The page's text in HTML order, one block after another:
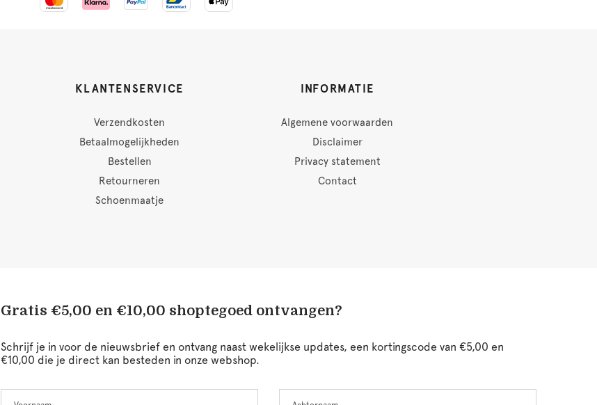
KLANTENSERVICE
Verzendkosten
Betaalmogelijkheden
Bestellen
Retourneren
Schoenmaatje
INFORMATIE
Algemene voorwaarden
Disclaimer
Privacy statement
Contact
Gratis €5,00 en €10,00 shoptegoed ontvangen?
Schrijf je in voor de nieuwsbrief en ontvang naast wekelijkse updates, een kortingscode van €5,00 en
€10,00 die je direct kan besteden in onze webshop.